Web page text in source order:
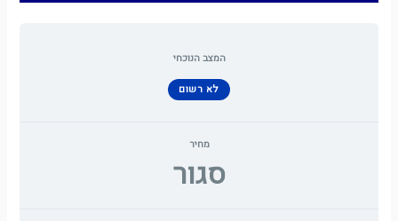
המצב הנוכחי
לא רשום
מחיר
סגור